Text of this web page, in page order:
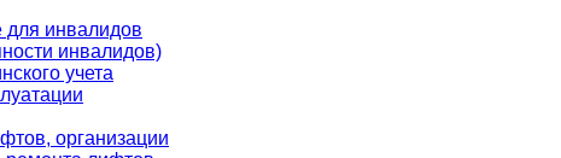
для инвалидов
инвалидов)
учета
организации